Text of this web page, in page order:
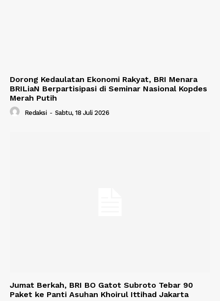
Dorong Kedaulatan Ekonomi Rakyat, BRI Menara
BRILiaN Berpartisipasi di Seminar Nasional Kopdes
Merah Putih
Redaksi - Sabtu, 18 Juli 2026
Jumat Berkah, BRI BO Gatot Subroto Tebar 90
Paket ke Panti Asuhan Khoirul Ittihad Jakarta